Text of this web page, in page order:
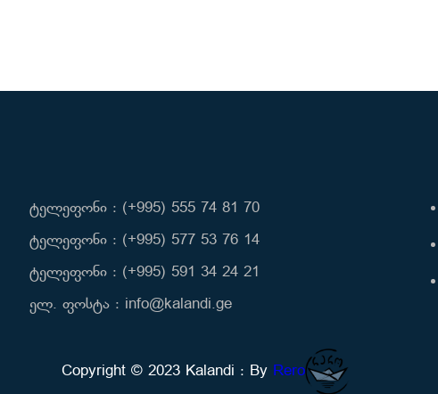
ტელეფონი : (+995) 555 74 81 70
ტელეფონი : (+995) 577 53 76 14
ტელეფონი : (+995) 591 34 24 21
ელ. ფოსტა : info@kalandi.ge
Copyright © 2023 Kalandi : By Rero